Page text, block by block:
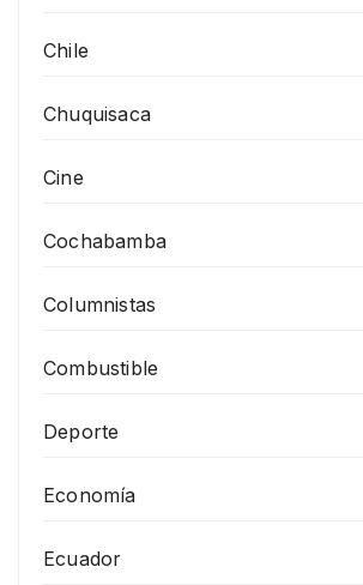
Chile
Chuquisaca
Cine
Cochabamba
Columnistas
Combustible
Deporte
Economía
Ecuador